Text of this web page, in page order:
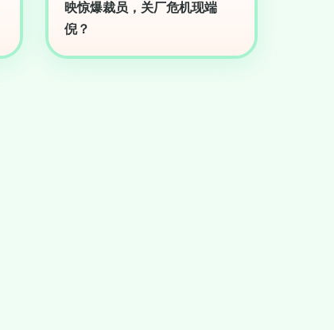
映惊爆裁员，关厂危机现端
倪？